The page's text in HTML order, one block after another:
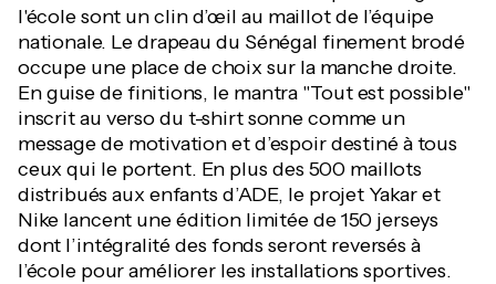
l'école sont un clin d’œil au maillot de l’équipe
nationale. Le drapeau du Sénégal finement brodé
occupe une place de choix sur la manche droite.
En guise de finitions, le mantra "Tout est possible"
inscrit au verso du t-shirt sonne comme un
message de motivation et d’espoir destiné à tous
ceux qui le portent. En plus des 500 maillots
distribués aux enfants d’ADE, le projet Yakar et
Nike lancent une édition limitée de 150 jerseys
dont l’intégralité des fonds seront reversés à
l’école pour améliorer les installations sportives.